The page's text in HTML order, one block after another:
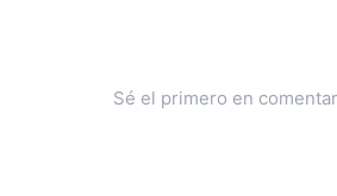
Sé el primero en